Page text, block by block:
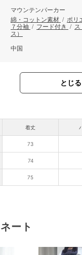
マウンテンパーカー
綿・コットン素材 / ポリ
７分袖 / フード付き /
ス）
中国
とじる
着丈
73
74
75
ート